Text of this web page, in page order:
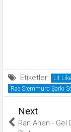
Etiketler: Lit
Rae Sremmurd Şarkı
Next
Ran Ahen - Gel